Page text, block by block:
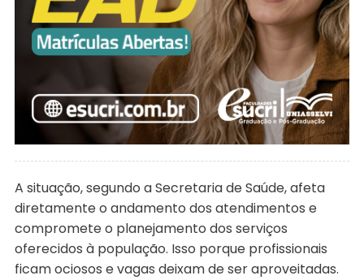
A situação, segundo a Secretaria de Saúde, afeta
diretamente o andamento dos atendimentos e
compromete o planejamento dos serviços
oferecidos à população. Isso porque profissionais
ficam ociosos e vagas deixam de ser aproveitadas.